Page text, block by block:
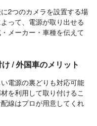
2つのカメラを設置する場
って、電源が取り出せる
メーカー・車種を伝えて
/ 外国車のメリット
電源の裏どりも対応可能
を利用して取り付けるこ
線はプロが用意してくれ